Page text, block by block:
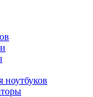
ноутбуков